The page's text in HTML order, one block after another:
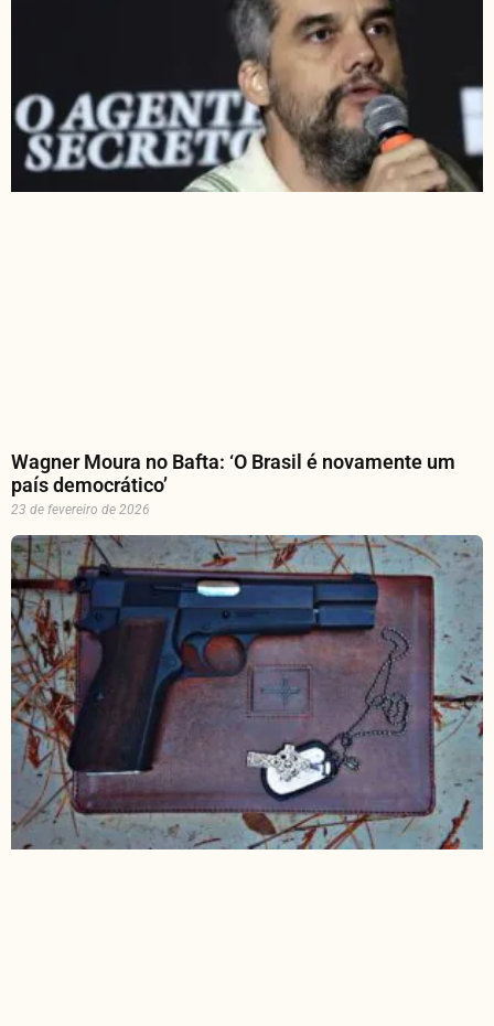
Wagner Moura no Bafta: ‘O Brasil é novamente um
país democrático’
23 de fevereiro de 2026